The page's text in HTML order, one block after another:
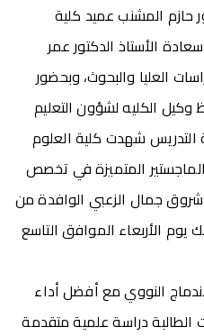
حازم المشنب عميد كلية
الأستاذ الدكتور عمر
العليا والبحوث، وبحضور
وكيل الكليه لشؤون التعليم
شهدت كلية العلوم
المتميزة في تخصص
شروق جمال الزعبي الوافدة من
يوم الأربعاء الموافق التاسع
النووي مع أفضل أداء
دراسة علمية متقدمة